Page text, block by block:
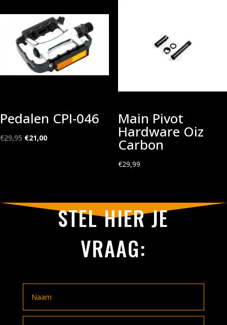
Pedalen CPI-046
€29,95 Oorspronkelijke
€21,00Huidige
Main Pivot
Hardware Oiz
Carbon
€29,99
STEL HIER JE
VRAAG: